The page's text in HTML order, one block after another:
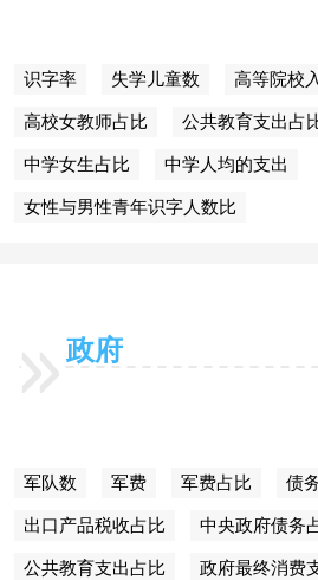
识字率 失学儿童数 高等院校
高校女教师占比 公共教育支出占
中学女生占比 中学人均的支出
女性与男性青年识字人数比
政府
军队数 军费 军费占比 债
出口产品税收占比 中央政府债务
公共教育支出占比 政府最终消费